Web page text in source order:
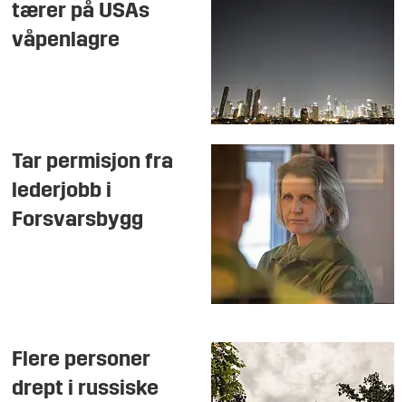
tærer på USAs
våpenlagre
Tar permisjon fra
lederjobb i
Forsvarsbygg
Flere personer
drept i russiske